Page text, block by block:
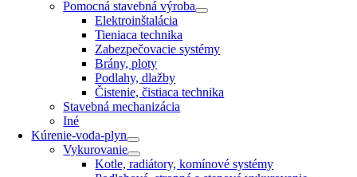
Pomocná stavebná výroba
Elektroinštalácia
Tieniaca technika
Zabezpečovacie systémy
Brány, ploty
Podlahy, dlažby
Čistenie, čistiaca technika
Stavebná mechanizácia
Iné
Kúrenie-voda-plyn
Vykurovanie
Kotle, radiátory, komínové systémy